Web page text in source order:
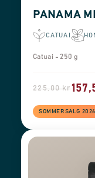
PANAMA
CATUAI
Catuai - 250 g
225,00 kr
SOMMERSALG